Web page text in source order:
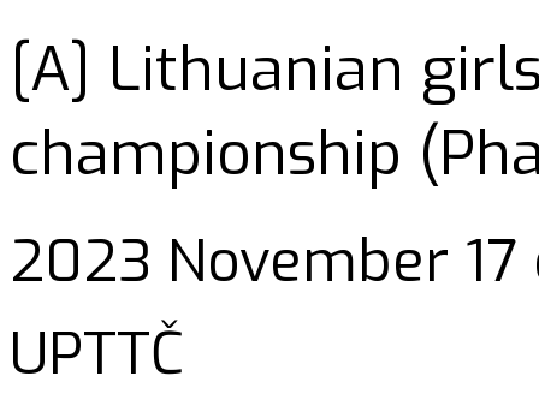
[A] Lithuanian
championship
2023 November 17
UPTTČ